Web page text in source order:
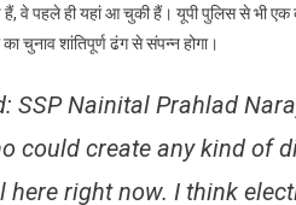
लोगों
को
में
हैं, वे पहले ही यहां आ चुकी हैं। यूपी पुलिस से
चुनाव शांतिपूर्ण ढंग से संपन्न होगा।
SSP Nainital Prahlad
could create any kind of
right now. I think